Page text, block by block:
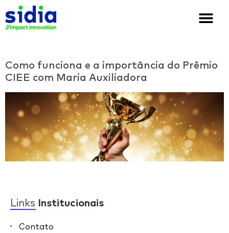
Como funciona e a importância do Prêmio
CIEE com Maria Auxiliadora
Links Institucionais
Contato